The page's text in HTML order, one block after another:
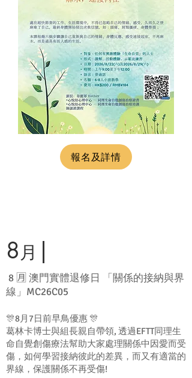
8月 |
8 🈷️ 澳門實體退修日 「關係的接納與界
線」MC26C05
🎊8月7日前早鳥優惠 🎊
葛林卡博士與組長親自帶領, 透過EFTT同理生
命自覺創傷療法幫助大家處理關係中因愛而受
傷，如何學習接納彼此的差異，而又有適當的
界線，保護關係不再受傷!
報名及詳情